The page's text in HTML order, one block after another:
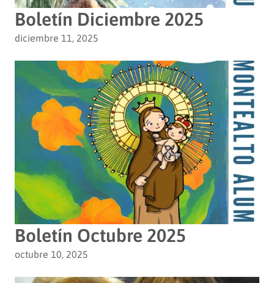
Boletín Diciembre 2025
diciembre 11, 2025
Boletín Octubre 2025
octubre 10, 2025